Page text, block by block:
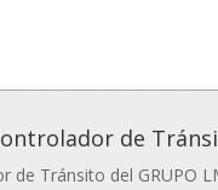
de
de Tránsito del GRUPO